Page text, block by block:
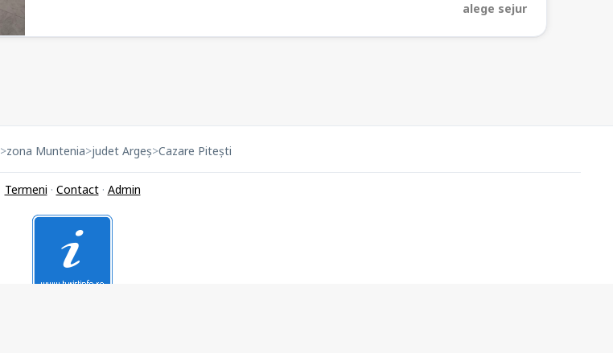
alege sejur
>zona Muntenia>judet Argeș>Cazare Pitești
Termeni · Contact· Admin